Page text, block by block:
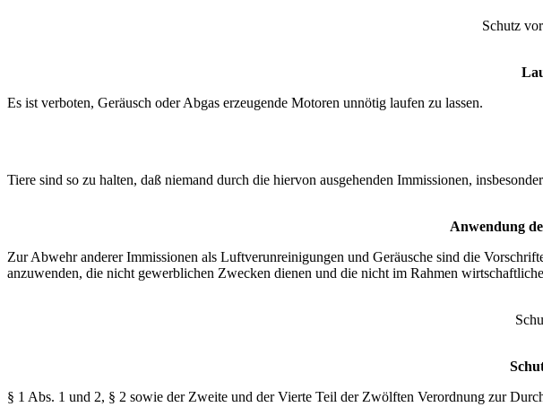
Schutz
Es ist verboten, Geräusch oder Abgas erzeugende Motoren unnötig laufen zu lassen.
Tiere sind so zu halten, daß niemand durch die hiervon ausgehenden Immissionen,
Anwendung
Zur Abwehr anderer Immissionen als Luftverunreinigungen und Geräusche sind die
anzuwenden, die nicht gewerblichen Zwecken dienen und die nicht im Rahmen
§ 1 Abs. 1 und 2, § 2 sowie der Zweite und der Vierte Teil der Zwölften Verordnung zur